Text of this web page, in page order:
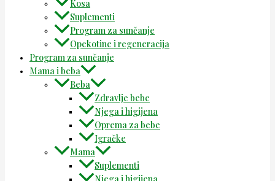
Kosa
Suplementi
Program za sunčanje
Opekotine i regeneracija
Program za sunčanje
Mama i beba
Beba
Zdravlje bebe
Njega i higijena
Oprema za bebe
Igračke
Mama
Suplementi